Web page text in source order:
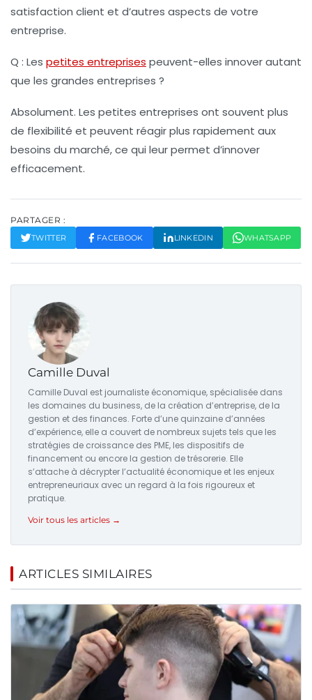
satisfaction client et d’autres aspects de votre
entreprise.
Q : Les petites entreprises peuvent-elles innover autant
que les grandes entreprises ?
Absolument. Les petites entreprises ont souvent plus
de flexibilité et peuvent réagir plus rapidement aux
besoins du marché, ce qui leur permet d’innover
efficacement.
PARTAGER :
TWITTER FACEBOOK LINKEDIN WHATSAPP
Camille Duval
Camille Duval est journaliste économique, spécialisée dans
les domaines du business, de la création d’entreprise, de la
gestion et des finances. Forte d’une quinzaine d’années
d’expérience, elle a couvert de nombreux sujets tels que les
stratégies de croissance des PME, les dispositifs de
financement ou encore la gestion de trésorerie. Elle
s’attache à décrypter l’actualité économique et les enjeux
entrepreneuriaux avec un regard à la fois rigoureux et
pratique.
Voir tous les articles →
ARTICLES SIMILAIRES